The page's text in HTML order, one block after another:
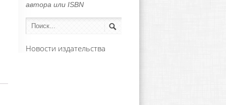
автора или ISBN
Новости издательства